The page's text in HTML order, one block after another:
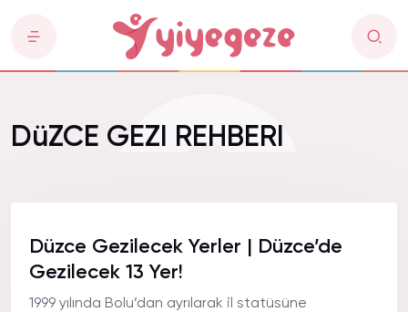
DüZCE GEZI REHBERI
Düzce Gezilecek Yerler | Düzce’de
Gezilecek 13 Yer!
1999 yılında Bolu’dan ayrılarak il statüsüne